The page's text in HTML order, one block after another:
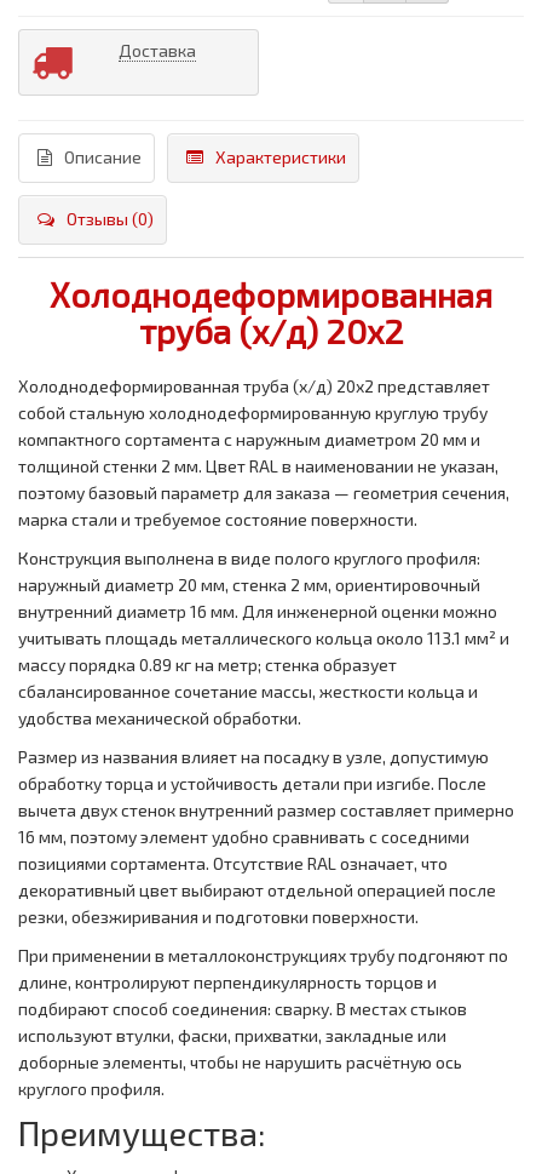
Доставка
Описание Характеристики
Отзывы (0)
Холоднодеформированная
труба (х/д) 20x2
Холоднодеформированная труба (х/д) 20x2 представляет
собой стальную холоднодеформированную круглую трубу
компактного сортамента с наружным диаметром 20 мм и
толщиной стенки 2 мм. Цвет RAL в наименовании не указан,
поэтому базовый параметр для заказа — геометрия сечения,
марка стали и требуемое состояние поверхности.
Конструкция выполнена в виде полого круглого профиля:
наружный диаметр 20 мм, стенка 2 мм, ориентировочный
внутренний диаметр 16 мм. Для инженерной оценки можно
учитывать площадь металлического кольца около 113.1 мм² и
массу порядка 0.89 кг на метр; стенка образует
сбалансированное сочетание массы, жесткости кольца и
удобства механической обработки.
Размер из названия влияет на посадку в узле, допустимую
обработку торца и устойчивость детали при изгибе. После
вычета двух стенок внутренний размер составляет примерно
16 мм, поэтому элемент удобно сравнивать с соседними
позициями сортамента. Отсутствие RAL означает, что
декоративный цвет выбирают отдельной операцией после
резки, обезжиривания и подготовки поверхности.
При применении в металлоконструкциях трубу подгоняют по
длине, контролируют перпендикулярность торцов и
подбирают способ соединения: сварку. В местах стыков
используют втулки, фаски, прихватки, закладные или
доборные элементы, чтобы не нарушить расчётную ось
круглого профиля.
Преимущества: